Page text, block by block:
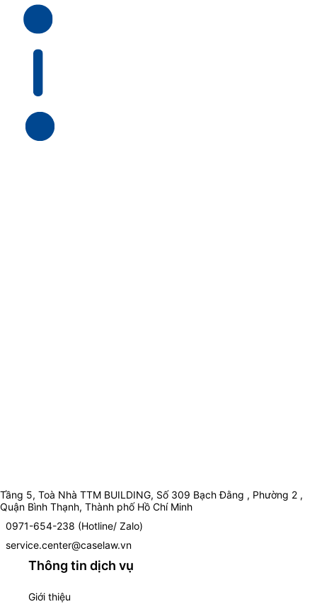
Tầng 5, Toà Nhà TTM BUILDING, Số 309 Bạch Đằng , Phường 2 ,
Quận Bình Thạnh, Thành phố Hồ Chí Minh
0971-654-238 (Hotline/ Zalo)
service.center@caselaw.vn
Thông tin dịch vụ
Giới thiệu